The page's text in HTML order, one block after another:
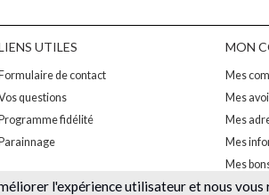
l'expérience utilisateur et nous
UTILES
Formulaire de contact
questions
Programme fidélité
Parainnage
MON
Mes
Mes
Mes
Mes
Mes